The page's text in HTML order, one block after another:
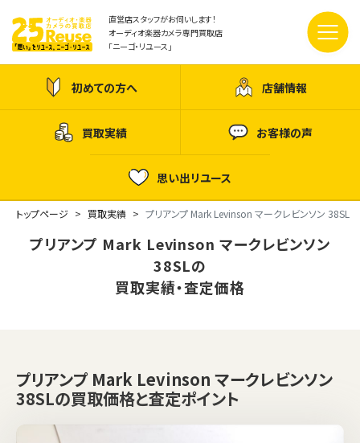
直営店スタッフがお伺いします！
オーディオ楽器カメラ専門買取店
「ニーゴ・リユース」
初めての方へ 店舗情報
買取実績 お客様の声
思い出リユース
トップページ 買取実績 プリアンプ Mark Levinson マークレビンソン 38SL
プリアンプ Mark Levinson マークレビンソン
38SLの
買取実績・査定価格
プリアンプ Mark Levinson マークレビンソン
38SLの買取価格と査定ポイント